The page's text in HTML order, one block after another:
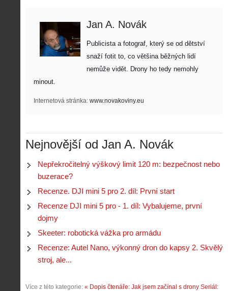
Jan A. Novák
Publicista a fotograf, který se od dětství
snaží fotit to, co většina běžných lidí
nemůže vidět. Drony ho tedy nemohly
minout.
Internetová stránka: www.novakoviny.eu
Nejnovější od Jan A. Novák
Nepřekročitelný výškový limit 120 m: bezpečnost nebo
buzerace?
Recenze. DJI mini 5 pro 2. díl: První start
Recenze DJI mini 5 pro - 1. díl: Vybalujeme, první
dojmy
Skeeter: robotická vážka pro armádu
Recenze: Autel Nano, výkonný dron do kapsy 2. Skvělý
stroj, ale...
Více z této kategorie: « Dopis čtenáře: Jak jsem začínal s drony Seriál: